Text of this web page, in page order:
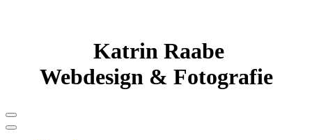
Katrin Raabe
Webdesign & Fotografie